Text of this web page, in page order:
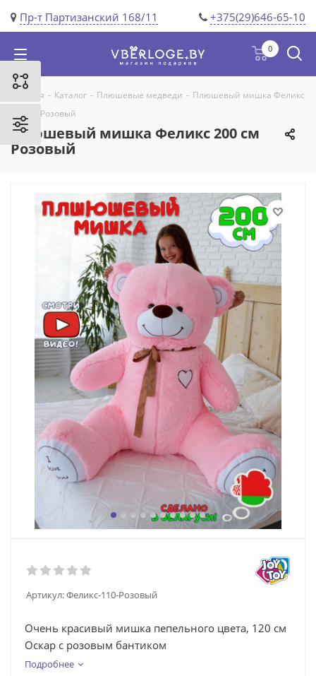
Пр-т Партизанский 168/11 +375(29)646-65-10
0
Главная - Каталог - Плюшевые медведи - Плюшевый мишка Феликс
200 см Розовый
Плюшевый мишка Феликс 200 см
Розовый
Артикул:Феликс-110-Розовый
Очень красивый мишка пепельного цвета, 120 см
Оскар с розовым бантиком
Подробнее